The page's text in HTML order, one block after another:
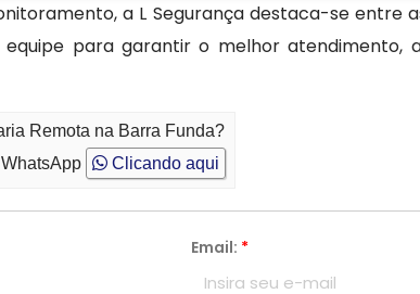
a L Segurança destaca-se entre
para garantir o melhor atendimento,
Remota na Barra Funda?
Clicando aqui
Email: *